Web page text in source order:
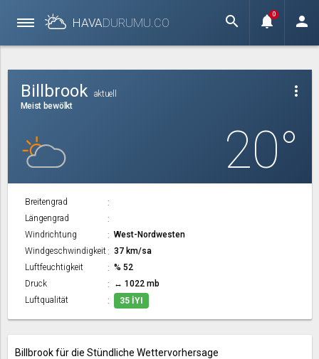
HAVADURUMU.CO search notifications
0 person
more_vert
Billbrook
aktuell
Meist bewölkt
20°
Breitengrad
Längengrad
Windrichtung
West-Nordwesten
Windgeschwindigkeit
37 km/sa
Luftfeuchtigkeit
% 52
Druck
↔ 1022 mb
Luftqualität
35 İYI
Billbrook für die Stündliche Wettervorhersage